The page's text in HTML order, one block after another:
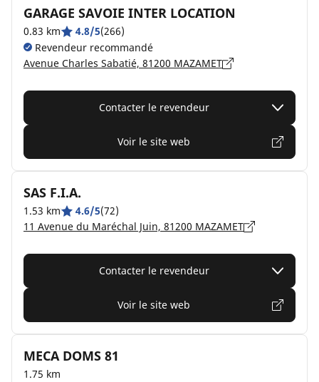
GARAGE SAVOIE INTER LOCATION
0.83 km 4.8/5(266)
Revendeur recommandé
Avenue Charles Sabatié, 81200 MAZAMET
Contacter le revendeur
Voir le site web
SAS F.I.A.
1.53 km 4.6/5(72)
11 Avenue du Maréchal Juin, 81200 MAZAMET
Contacter le revendeur
Voir le site web
MECA DOMS 81
1.75 km